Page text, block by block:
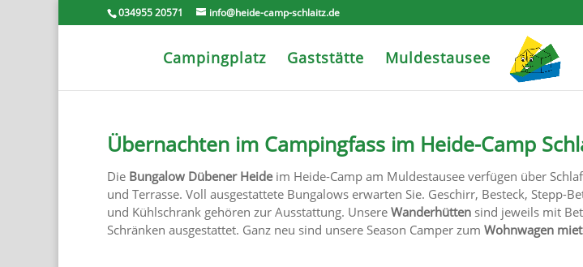
034955 20571 info@heide-camp-schlaitz.de
Campingplatz Gaststätte Muldestausee
Übernachten im Campingfass im Heide-Camp
Die Bungalow Dübener Heideim Heide-Camp am Muldestausee verfügen über
und Terrasse. Voll ausgestattete Bungalows erwarten Sie. Geschirr, Besteck, Stepp-
und Kühlschrank gehören zur Ausstattung. Unsere Wanderhütten sind jeweils mit
Schränken ausgestattet. Ganz neu sind unsere Season Camper zum Wohnwagen